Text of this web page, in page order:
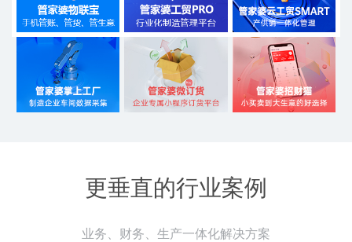
更垂直的行业案例
业务、财务、生产一体化解决方案